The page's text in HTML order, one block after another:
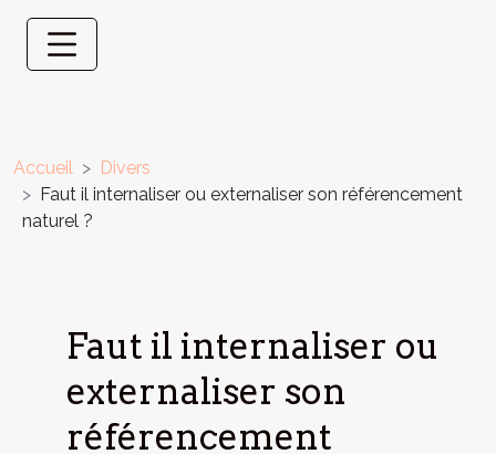
Accueil
Divers
Faut il internaliser ou externaliser son référencement
naturel ?
Faut il internaliser ou
externaliser son
référencement